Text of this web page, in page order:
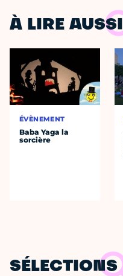
À LIRE AUSSI
ÉVÈNEMENT
Baba Yaga la
sorcière
SÉLECTIONS